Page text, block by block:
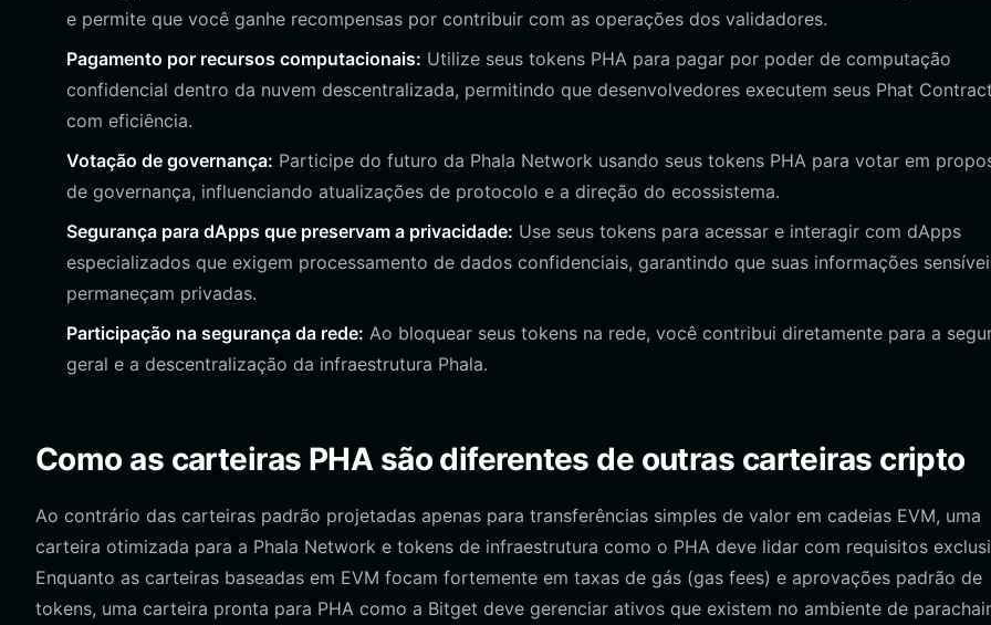
e permite que você ganhe recompensas por contribuir com as operações dos validadores.
Pagamento por recursos computacionais: Utilize seus tokens PHA para pagar por poder de computação
confidencial dentro da nuvem descentralizada, permitindo que desenvolvedores executem seus Phat
com eficiência.
Votação de governança: Participe do futuro da Phala Network usando seus tokens PHA para votar em
de governança, influenciando atualizações de protocolo e a direção do ecossistema.
Segurança para dApps que preservam a privacidade: Use seus tokens para acessar e interagir com dApps
especializados que exigem processamento de dados confidenciais, garantindo que suas informações
permaneçam privadas.
Participação na segurança da rede: Ao bloquear seus tokens na rede, você contribui diretamente para a
geral e a descentralização da infraestrutura Phala.
Como as carteiras PHA são diferentes de outras carteiras cripto
Ao contrário das carteiras padrão projetadas apenas para transferências simples de valor em cadeias EVM, uma
carteira otimizada para a Phala Network e tokens de infraestrutura como o PHA deve lidar com requisitos
Enquanto as carteiras baseadas em EVM focam fortemente em taxas de gás (gas fees) e aprovações padrão de
tokens, uma carteira pronta para PHA como a Bitget deve gerenciar ativos que existem no ambiente de